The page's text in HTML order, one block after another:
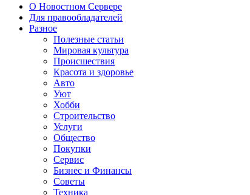
О Новостном Сервере
Для правообладателей
Разное
Полезные статьи
Мировая культура
Происшествия
Красота и здоровье
Авто
Уют
Хобби
Строительство
Услуги
Общество
Покупки
Сервис
Бизнес и Финансы
Советы
Техника